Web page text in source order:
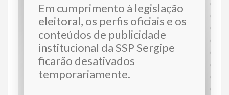
Em cumprimento à legislação
eleitoral, os perfis oficiais e os
conteúdos de publicidade
institucional da SSP Sergipe
ficarão desativados
temporariamente.